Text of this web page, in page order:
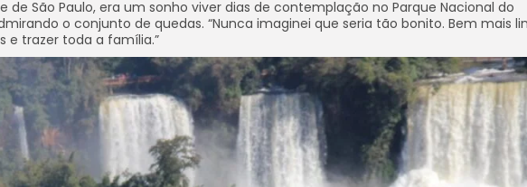
de São Paulo, era um sonho viver dias de contemplação no Parque Nacional do
o conjunto de quedas. “Nunca imaginei que seria tão bonito. Bem mais
e trazer toda a família.”